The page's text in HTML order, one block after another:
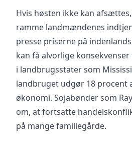
Hvis høsten ikke kan
ramme landmændenes
presse priserne på
kan få alvorlige
i landbrugsstater som
landbruget udgør 18 procent
økonomi. Sojabønder som
om, at fortsatte
på mange familiegårde.